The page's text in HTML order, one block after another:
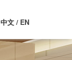
中文 / EN